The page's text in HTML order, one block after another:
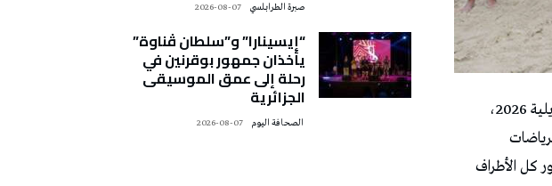
تولّى رئيس المجلس الجهوي للشباب والرياضة والي بنزرت سالم بن يعقوب اليوم الجمعة 3 جويلية 2026،
كل الأطراف
صبرة الطرابلسي 2026-08-07
“إيسينارا” و”سلطان ڤناوة”
يأخذان جمهور بوقرنين في
رحلة إلى عمق الموسيقى
الجزائرية
2026-08-07